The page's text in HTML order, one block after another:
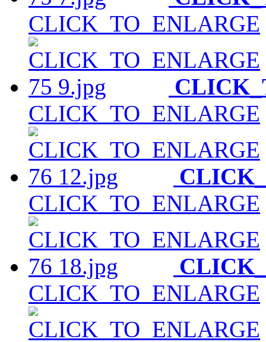
CLICK_TO_ENLARGE
CLICK_TO_ENLARGE
CLICK_TO_ENLARGE
CLICK_TO_ENLARGE